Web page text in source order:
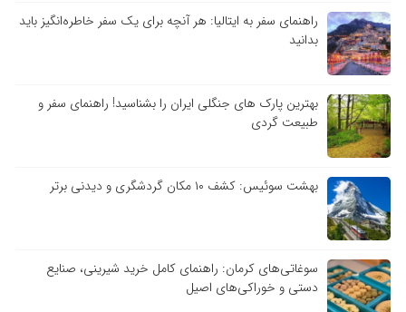
راهنمای سفر به ایتالیا: هر آنچه برای یک سفر خاطره‌انگیز باید
بدانید
بهترین پارک های جنگلی ایران را بشناسید! راهنمای سفر و
طبیعت گردی
بهشت سوئیس: کشف ۱۰ مکان گردشگری و دیدنی برتر
سوغاتی‌های کرمان: راهنمای کامل خرید شیرینی، صنایع
دستی و خوراکی‌های اصیل